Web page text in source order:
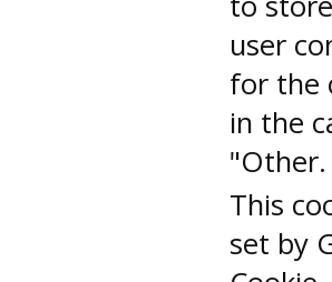
user
for the
in the
"Other.
This
set by